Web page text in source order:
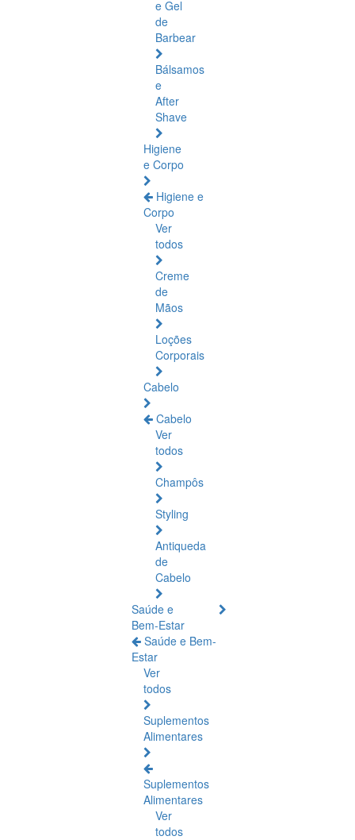
e Gel
de
Barbear
Bálsamos
e
After
Shave
Higiene
e Corpo
Higiene e
Corpo
Ver
todos
Creme
de
Mãos
Loções
Corporais
Cabelo
Cabelo
Ver
todos
Champôs
Styling
Antiqueda
de
Cabelo
Saúde e
Bem-Estar
Saúde e Bem-
Estar
Ver
todos
Suplementos
Alimentares
Suplementos
Alimentares
Ver
todos